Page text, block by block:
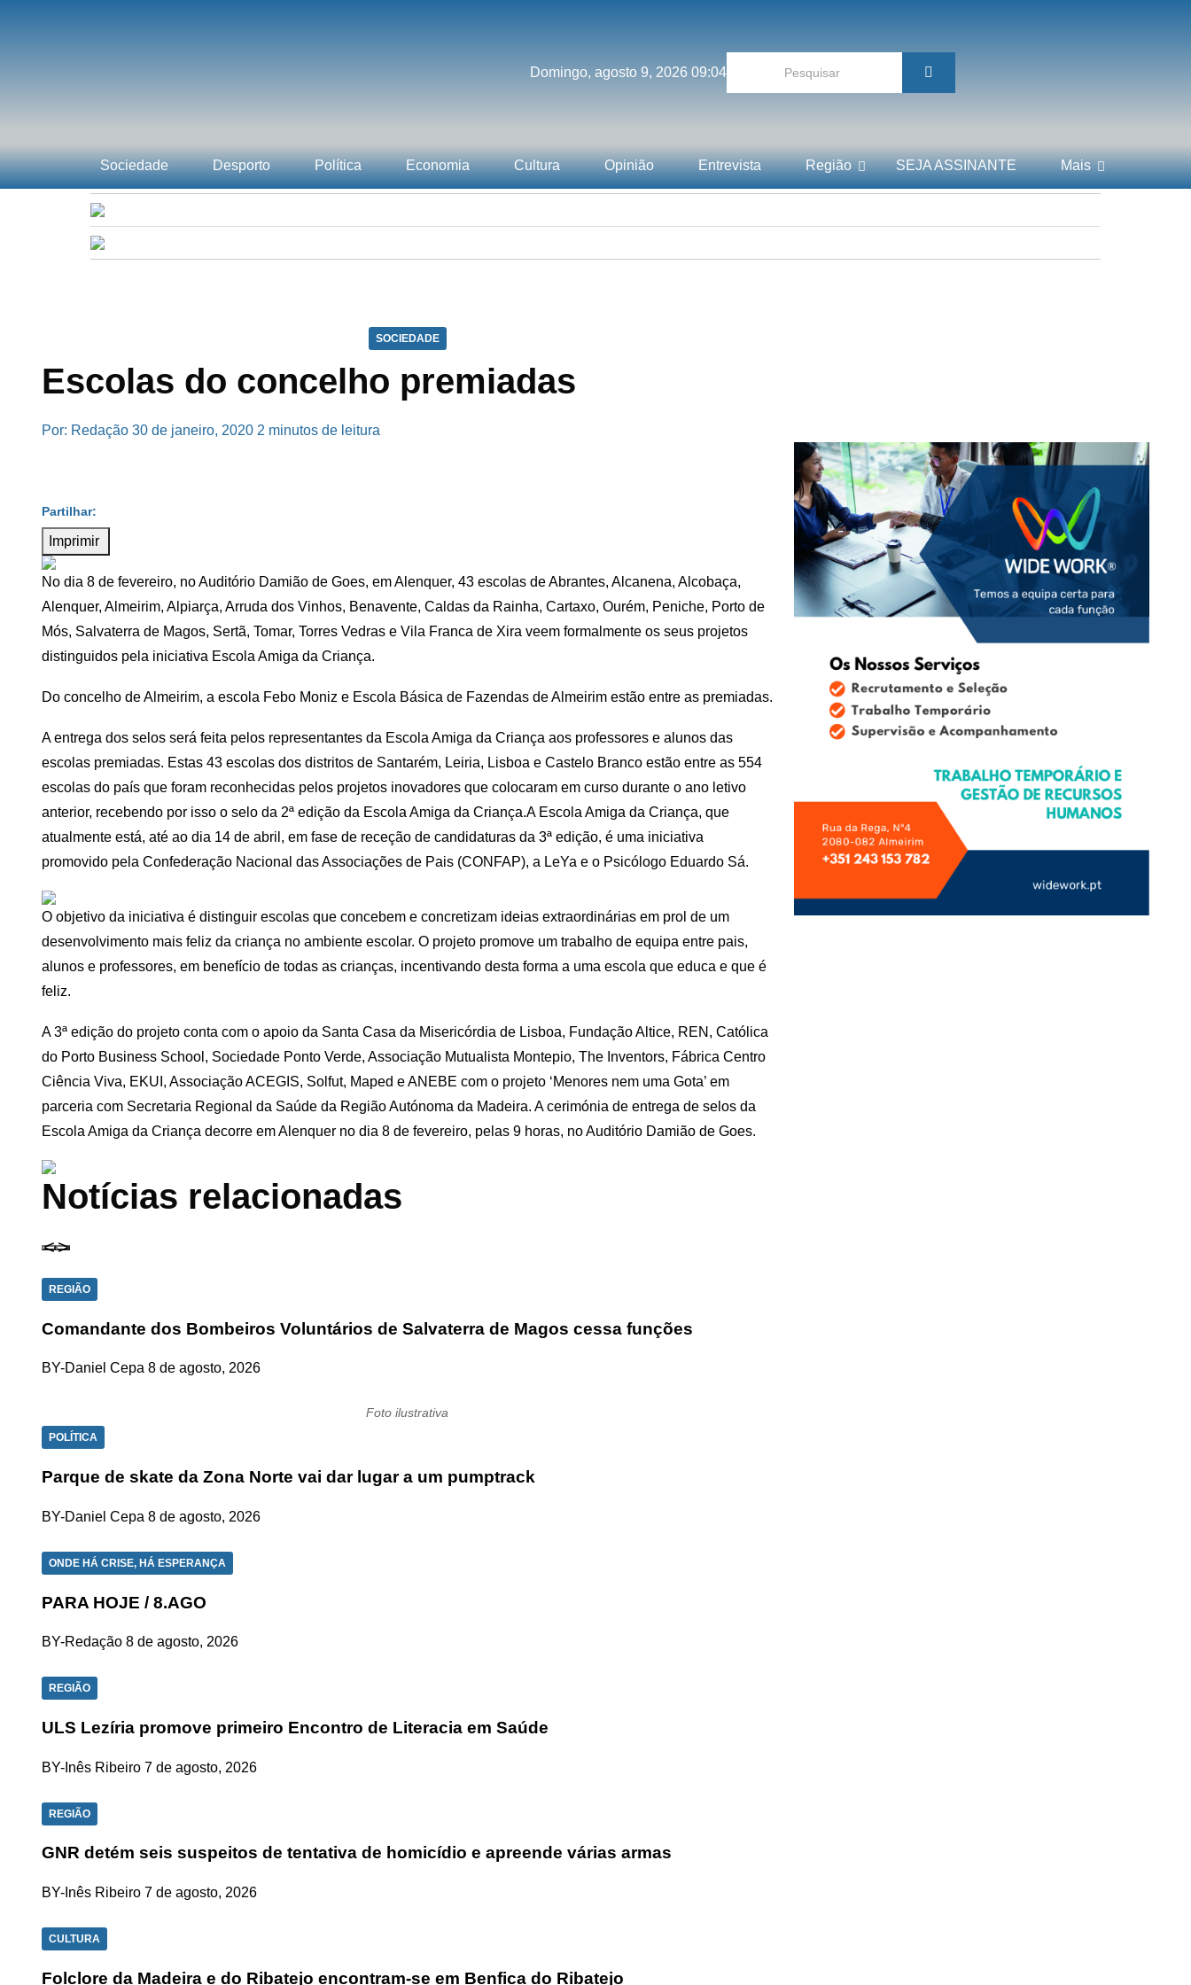
Domingo, agosto 9, 2026 09:04
Sociedade Desporto Política Economia Cultura Opinião Entrevista Região SEJA ASSINANTE Mais
SOCIEDADE
Escolas do concelho premiadas
Por: Redação 30 de janeiro, 2020 2 minutos de leitura
Imprimir
No dia 8 de fevereiro, no Auditório Damião de Goes, em Alenquer, 43 escolas de Abrantes, Alcanena, Alcobaça,
Alenquer, Almeirim, Alpiarça, Arruda dos Vinhos, Benavente, Caldas da Rainha, Cartaxo, Ourém, Peniche, Porto de
Mós, Salvaterra de Magos, Sertã, Tomar, Torres Vedras e Vila Franca de Xira veem formalmente os seus projetos
distinguidos pela iniciativa Escola Amiga da Criança.
Do concelho de Almeirim, a escola Febo Moniz e Escola Básica de Fazendas de Almeirim estão entre as premiadas.
A entrega dos selos será feita pelos representantes da Escola Amiga da Criança aos professores e alunos das
escolas premiadas. Estas 43 escolas dos distritos de Santarém, Leiria, Lisboa e Castelo Branco estão entre as 554
escolas do país que foram reconhecidas pelos projetos inovadores que colocaram em curso durante o ano letivo
anterior, recebendo por isso o selo da 2ª edição da Escola Amiga da Criança.A Escola Amiga da Criança, que
atualmente está, até ao dia 14 de abril, em fase de receção de candidaturas da 3ª edição, é uma iniciativa
promovido pela Confederação Nacional das Associações de Pais (CONFAP), a LeYa e o Psicólogo Eduardo Sá.
O objetivo da iniciativa é distinguir escolas que concebem e concretizam ideias extraordinárias em prol de um
desenvolvimento mais feliz da criança no ambiente escolar. O projeto promove um trabalho de equipa entre pais,
alunos e professores, em benefício de todas as crianças, incentivando desta forma a uma escola que educa e que é
feliz.
A 3ª edição do projeto conta com o apoio da Santa Casa da Misericórdia de Lisboa, Fundação Altice, REN, Católica
do Porto Business School, Sociedade Ponto Verde, Associação Mutualista Montepio, The Inventors, Fábrica Centro
Ciência Viva, EKUI, Associação ACEGIS, Solfut, Maped e ANEBE com o projeto ‘Menores nem uma Gota’ em
parceria com Secretaria Regional da Saúde da Região Autónoma da Madeira. A cerimónia de entrega de selos da
Escola Amiga da Criança decorre em Alenquer no dia 8 de fevereiro, pelas 9 horas, no Auditório Damião de Goes.
Notícias relacionadas
REGIÃO
Comandante dos Bombeiros Voluntários de Salvaterra de Magos cessa funções
BY-Daniel Cepa 8 de agosto, 2026
Foto ilustrativa
POLÍTICA
Parque de skate da Zona Norte vai dar lugar a um pumptrack
BY-Daniel Cepa 8 de agosto, 2026
ONDE HÁ CRISE, HÁ ESPERANÇA
PARA HOJE / 8.AGO
BY-Redação 8 de agosto, 2026
REGIÃO
ULS Lezíria promove primeiro Encontro de Literacia em Saúde
BY-Inês Ribeiro 7 de agosto, 2026
REGIÃO
GNR detém seis suspeitos de tentativa de homicídio e apreende várias armas
BY-Inês Ribeiro 7 de agosto, 2026
CULTURA
Folclore da Madeira e do Ribatejo encontram-se em Benfica do Ribatejo